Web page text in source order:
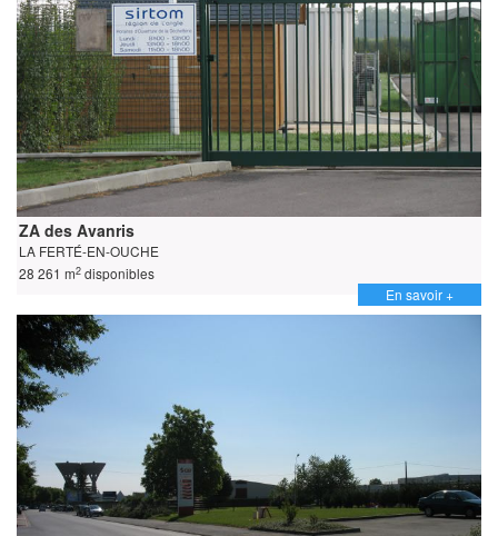
ZA des Avanris
LA FERTÉ-EN-OUCHE
28 261 m2 disponibles
En savoir +